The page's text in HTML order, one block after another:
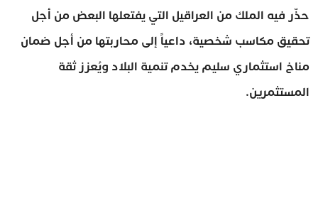
حذّر فيه الملك من العراقيل التي يفتعلها البعض من أجل
تحقيق مكاسب شخصية، داعياً إلى محاربتها من أجل ضمان
مناخ استثماري سليم يخدم تنمية البلاد ويُعزز ثقة
المستثمرين.